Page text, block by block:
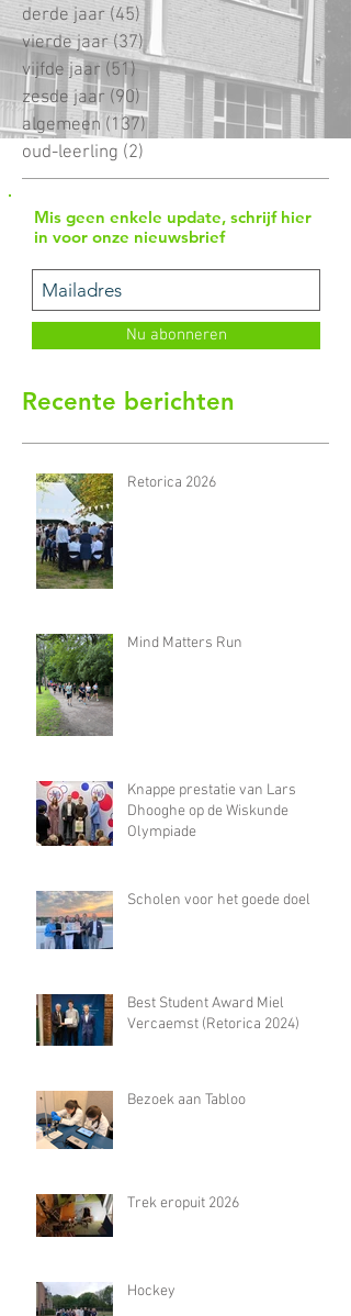
derde jaar (45) 45 posts
vierde jaar (37)37 posts
vijfde jaar (51) 51 posts
zesde jaar (90)90 posts
algemeen (137) 137 posts
oud-leerling (2)
Mis geen enkele update, schrijf hier
in voor onze nieuwsbrief
Nu abonneren
Recente berichten
Retorica 2026
Mind Matters Run
Knappe prestatie van Lars
Dhooghe op de Wiskunde
Olympiade
Scholen voor het goede doel
Best Student Award Miel
Vercaemst (Retorica 2024)
Bezoek aan Tabloo
Trek eropuit 2026
Hockey